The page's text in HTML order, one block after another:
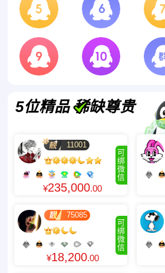
5位精品 稀缺尊贵
可
绑
微
信
11001
¥235,000.00
可
绑
微
信
75085
¥18,200.00